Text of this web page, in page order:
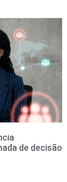
de decisão